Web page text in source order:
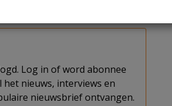
Log in of word abonnee
nieuws, interviews en
nieuwsbrief ontvangen.